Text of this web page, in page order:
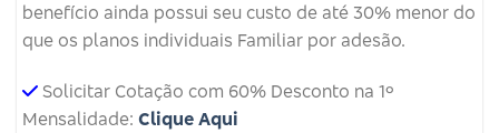
benefício ainda possui seu custo de até 30% menor do
que os planos individuais Familiar por adesão.
Solicitar Cotação com 60% Desconto na 1º
Mensalidade: Clique Aqui